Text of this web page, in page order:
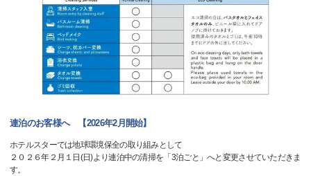
連泊のお客様へ 【2026年2月開始】
ホテルスターでは地球環境保全の取り組みとして
２０２６年２月１日(日)より連泊中の清掃を「3泊ごと」へと変更させていただきま
す。